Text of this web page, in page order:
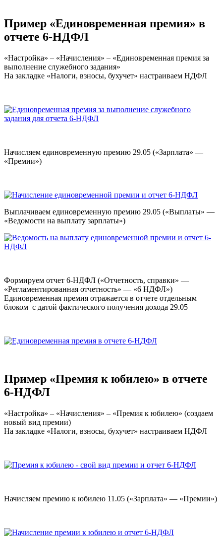
Пример «Единовременная премия» в
отчете 6-НДФЛ
«Настройка» – «Начисления» – «Единовременная премия за
выполнение служебного задания»
На закладке «Налоги, взносы, бухучет» настраиваем НДФЛ
Начисляем единовременную премию 29.05 («Зарплата» —
«Премии»)
Выплачиваем единовременную премию 29.05 («Выплаты» —
«Ведомости на выплату зарплаты»)
Формируем отчет 6-НДФЛ («Отчетность, справки» —
«Регламентированная отчетность» — «6 НДФЛ»)
Единовременная премия отражается в отчете отдельным
блоком с датой фактического получения дохода 29.05
Пример «Премия к юбилею» в отчете
6-НДФЛ
«Настройка» – «Начисления» – «Премия к юбилею» (создаем
новый вид премии)
На закладке «Налоги, взносы, бухучет» настраиваем НДФЛ
Начисляем премию к юбилею 11.05 («Зарплата» — «Премии»)